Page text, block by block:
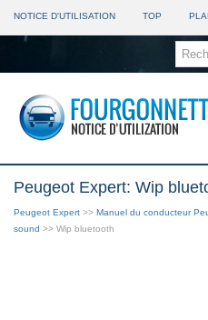
NOTICE D'UTILISATION TOP
Peugeot Expert: Wip
Peugeot Expert >> Manuel du conducteur
sound >> Wip bluetooth